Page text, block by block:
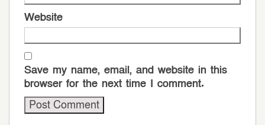
Website
Save my name, email, and website in this
browser for the next time I comment.